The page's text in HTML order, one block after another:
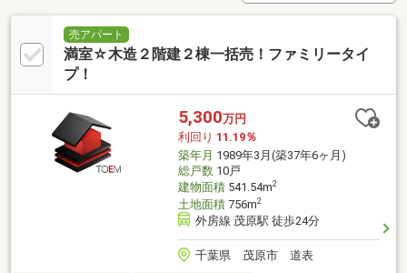
売アパート
満室☆木造２階建２棟一括売！ファミリータイ
プ！
5,300万円
利回り 11.19％
築年月 1989年3月(築37年6ヶ月)
総戸数10戸
建物面積541.54m2
土地面積756m2
外房線 茂原駅 徒歩24分
千葉県 茂原市 道表